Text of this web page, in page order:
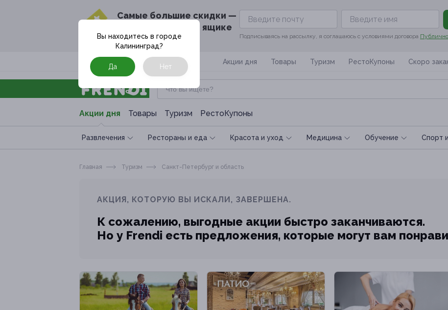
Cамые большие скидки —
в твоём почтовом ящике
Подписываясь на рассылку, я соглашаюсь с условиями договора
Москва Акции дня Товары Туризм РестоКупоны Скоро
Акции дня Товары Туризм РестоКупоны
Развлечения Рестораны и еда Красота и уход Медицина Обучение Спoрт
Вы находитесь в городе
Калининград?
Да Нет
Главная Туризм Санкт-Петербург и область
АКЦИЯ, КОТОРУЮ ВЫ ИСКАЛИ, ЗАВЕРШЕНА.
К сожалению, выгодные акции быстро заканчиваются.
Но у Frendi есть предложения, которые могут вам